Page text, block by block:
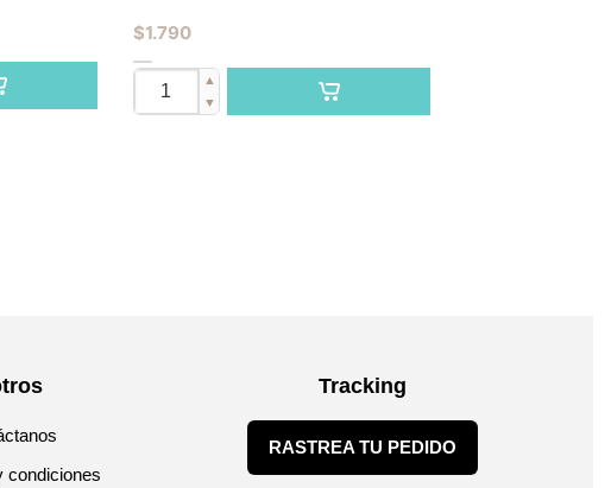
$1.790
▲
▼
condiciones
Tracking
RASTREA TU PEDIDO